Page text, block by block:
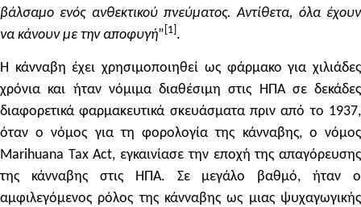
βάλσαμο ενός ανθεκτικού πνεύματος. Αντίθετα, όλα έχουν
να κάνουν με την αποφυγή” [1] .
Η κάνναβη έχει χρησιμοποιηθεί ως φάρμακο για χιλιάδες
χρόνια και ήταν νόμιμα διαθέσιμη στις ΗΠΑ σε δεκάδες
διαφορετικά φαρμακευτικά σκευάσματα πριν από το 1937,
όταν ο νόμος για τη φορολογία της κάνναβης, ο νόμος
Marihuana Tax Act, εγκαινίασε την εποχή της απαγόρευσης
της κάνναβης στις ΗΠΑ. Σε μεγάλο βαθμό, ήταν ο
αμφιλεγόμενος ρόλος της κάνναβης ως μιας ψυχαγωγικής